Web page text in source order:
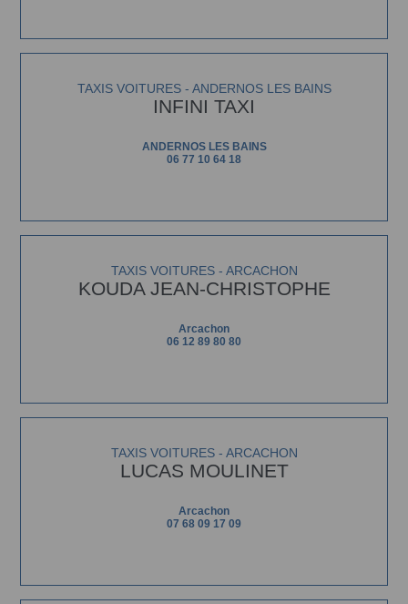
TAXIS VOITURES - ANDERNOS LES BAINS
INFINI TAXI
ANDERNOS LES BAINS
06 77 10 64 18
TAXIS VOITURES - ARCACHON
KOUDA JEAN-CHRISTOPHE
Arcachon
06 12 89 80 80
TAXIS VOITURES - ARCACHON
LUCAS MOULINET
Arcachon
07 68 09 17 09